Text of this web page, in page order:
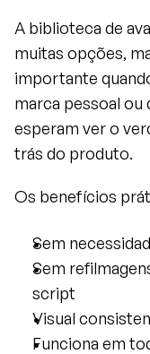
A biblioteca de
muitas opções,
importante
marca pessoal ou
esperam ver o
trás do produto.
Os benefícios
Sem
Sem
script
Visual
Funciona em